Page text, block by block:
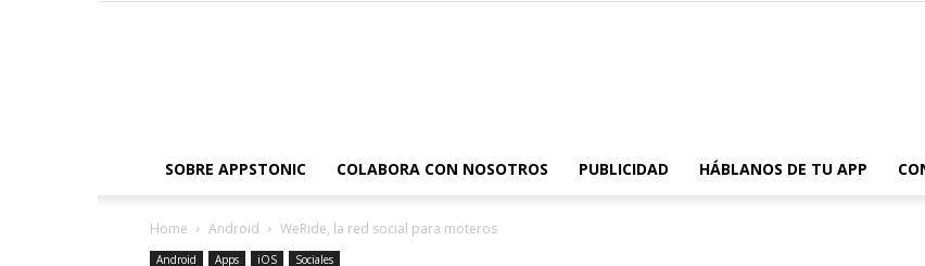
SOBRE APPSTONIC COLABORA CON NOSOTROS PUBLICIDAD HÁBLANOS DE TU APP
Home Android WeRide, la red social para moteros
Android Apps iOS Sociales